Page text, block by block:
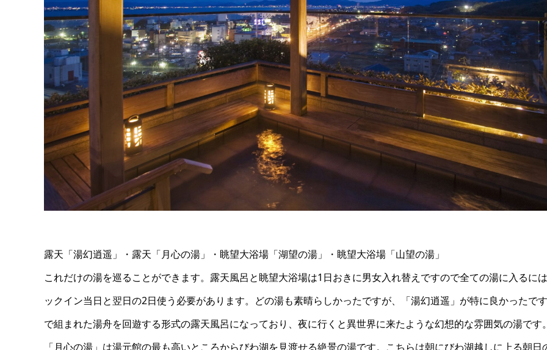
露天「湯幻逍遥」・露天「月心の湯」・眺望大浴場「湖望の湯」・眺望大浴場「山望の湯」
これだけの湯を巡ることができます。露天風呂と眺望大浴場は1日おきに男女入れ替えですので全ての湯に入るに
ックイン当日と翌日の2日使う必要があります。どの湯も素晴らしかったですが、「湯幻逍遥」が特に良かったで
で組まれた湯舟を回遊する形式の露天風呂になっており、夜に行くと異世界に来たような幻想的な雰囲気の湯です
「月心の湯」は湯元館の最も高いところからびわ湖を見渡せる絶景の湯です。こちらは朝にびわ湖越しに上る朝日